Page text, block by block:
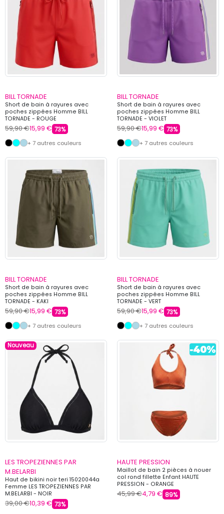
BILL TORNADE
Short de bain à rayures avec
poches zippées Homme BILL
TORNADE - ROUGE
59,90 €15,99 € 73%
+ 7 autres couleurs
BILL TORNADE
Short de bain à rayures avec
poches zippées Homme BILL
TORNADE - VIOLET
59,90 €15,99 € 73%
+ 7 autres couleurs
BILL TORNADE
Short de bain à rayures avec
poches zippées Homme BILL
TORNADE - KAKI
59,90 €15,99 € 73%
+ 7 autres couleurs
BILL TORNADE
Short de bain à rayures avec
poches zippées Homme BILL
TORNADE - VERT
59,90 €15,99 € 73%
+ 7 autres couleurs
Nouveau
LES TROPEZIENNES PAR
M.BELARBI
Haut de bikini noir teri 15020044a
Femme LES TROPEZIENNES PAR
M.BELARBI - NOIR
39,00 €10,39 € 73%
HAUTE PRESSION
Maillot de bain 2 pièces à nouer
col rond fillette Enfant HAUTE
PRESSION - ORANGE
45,99 €4,79 € 89%